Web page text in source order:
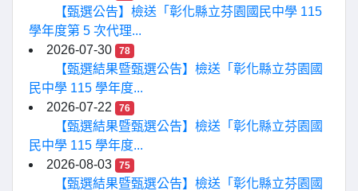
【甄選公告】檢送「彰化縣立芬園國民中學 115
學年度第 5 次代理...
2026-07-30
78
【甄選結果暨甄選公告】檢送「彰化縣立芬園國
民中學 115 學年度...
2026-07-22
76
【甄選結果暨甄選公告】檢送「彰化縣立芬園國
民中學 115 學年度...
2026-08-03
75
【甄選結果暨甄選公告】檢送「彰化縣立芬園國